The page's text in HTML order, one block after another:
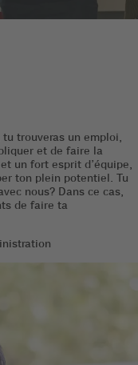
trouveras un emploi,
et de faire la
un fort esprit d’équipe,
ton plein potentiel. Tu
nous? Dans ce cas,
de faire ta